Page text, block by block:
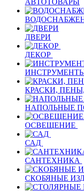
АВТОТОВАРЫ
ДВЕРИ
ДЕКОР
КРАСКИ,
НАПОЛЬНЫЕ
ОСВЕЩЕНИЕ
САД
САНТЕХНИКА
СКОБЯНЫЕ